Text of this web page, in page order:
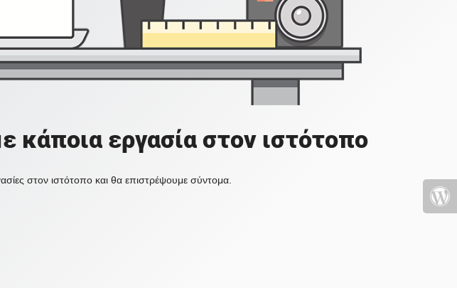
εργασία στον ιστότοπο
στον ιστότοπο και θα επιστρέψουμε σύντομα.